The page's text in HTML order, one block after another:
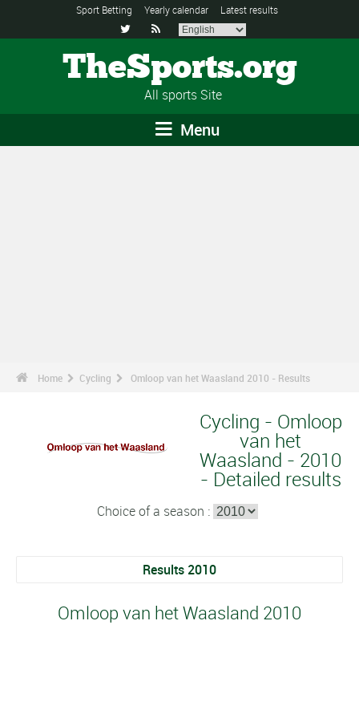
Sport Betting Yearly calendar Latest results
 
TheSports.org
All sports Site
Menu
Home Cycling Omloop van het Waasland 2010 - Results
Cycling - Omloop
van het
Waasland - 2010
- Detailed results
Choice of a season :
Results 2010
Omloop van het Waasland 2010